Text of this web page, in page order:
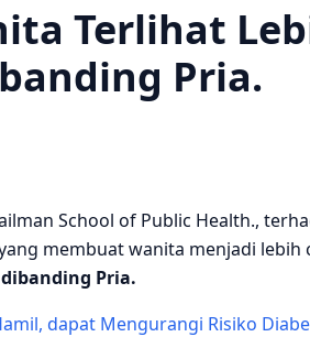
Terlihat
Pria.
School of Public Health.,
membuat wanita menjadi lebih
Pria.
dapat Mengurangi Risiko